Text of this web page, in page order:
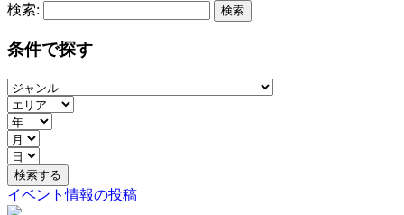
検索:
条件で探す
イベント情報の投稿